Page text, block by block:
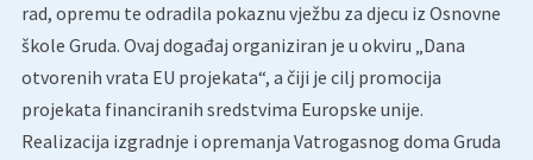
rad, opremu te odradila pokaznu vježbu za djecu iz Osnovne
škole Gruda. Ovaj događaj organiziran je u okviru „Dana
otvorenih vrata EU projekata“, a čiji je cilj promocija
projekata financiranih sredstvima Europske unije.
Realizacija izgradnje i opremanja Vatrogasnog doma Gruda